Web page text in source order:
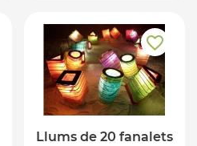
Llums de 20 fanalets